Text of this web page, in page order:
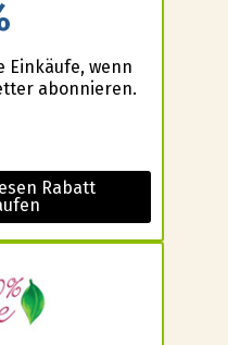
Einkäufe, wenn
abonnieren.
Rabatt